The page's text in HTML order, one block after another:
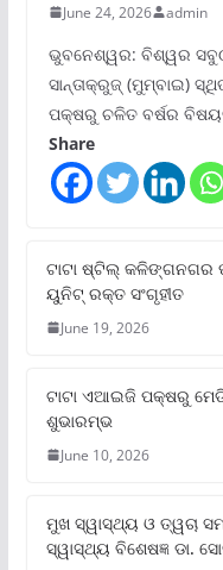
June 24, 2026 admin
ଭୁବନେଶ୍ୱର: ବିଶ୍ୱର
ସାନ୍ତାକ୍ରୁଜ୍ (ମୁମ୍ବାଇ)
ପକ୍ଷରୁ ଚଳିତ ବର୍ଷର
Share
ଟାଟା ଷ୍ଟିଲ୍‌ କଳିଙ୍ଗନଗର
ୟୁନିଟ୍‌ ରକ୍ତ ସଂଗୃହୀତ
June 19, 2026
ଟାଟା ଏଆଇଜି ପକ୍ଷରୁ
ଶୁଭାରମ୍ଭ
June 10, 2026
ମୁଖ ସ୍ୱାସ୍ଥ୍ୟ ଓ ତ୍ୱଚା
ସ୍ୱାସ୍ଥ୍ୟ ବିଶେଷଜ୍ଞ ଡା.